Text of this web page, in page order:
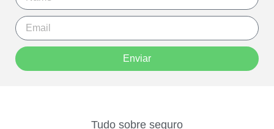
Enviar
Tudo sobre seguro